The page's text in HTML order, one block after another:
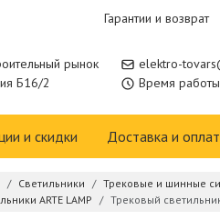
Гарантии и возврат
рынок
Б16/2
elektro-
Время
и скидки Доставка и
Светильники Трековые и шинные
ARTE LAMP
Трековый